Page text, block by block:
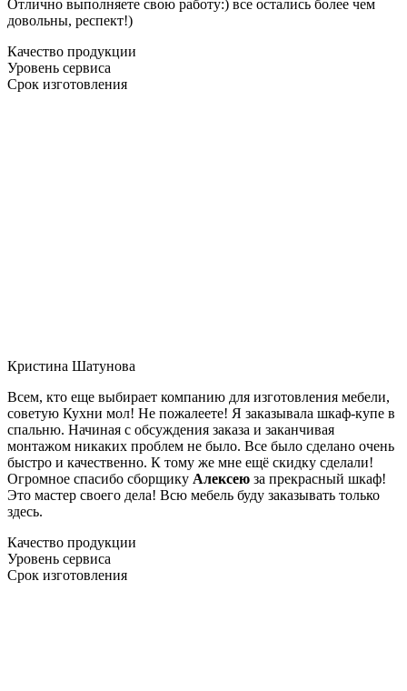
Отлично выполняете свою работу:) все остались более чем
довольны, респект!)
Качество продукции
Уровень сервиса
Срок изготовления
Кристина Шатунова
Всем, кто еще выбирает компанию для изготовления мебели,
советую Кухни мол! Не пожалеете! Я заказывала шкаф-купе в
спальню. Начиная с обсуждения заказа и заканчивая
монтажом никаких проблем не было. Все было сделано очень
быстро и качественно. К тому же мне ещё скидку сделали!
Огромное спасибо сборщику Алексею за прекрасный шкаф!
Это мастер своего дела! Всю мебель буду заказывать только
здесь.
Качество продукции
Уровень сервиса
Срок изготовления